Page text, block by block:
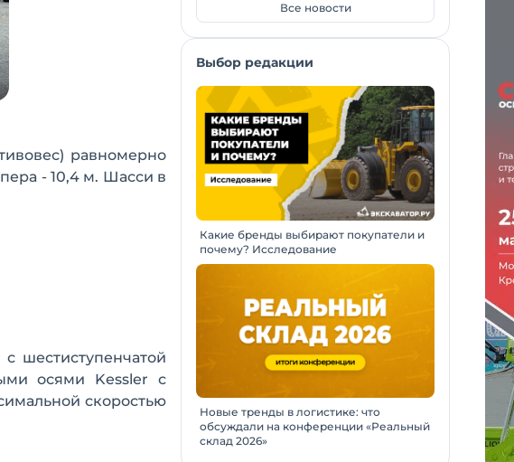
равномерно
- 10,4 м. Шасси в
шестиступенчатой
осями Kessler с
скоростью
Все новости
Выбор редакции
Какие бренды выбирают покупатели и
почему? Исследование
Новые тренды в логистике: что
обсуждали на конференции «Реальный
склад 2026»